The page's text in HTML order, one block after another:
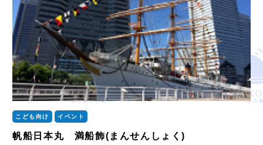
こども向け イベント
帆船日本丸 満船飾(まんせんしょく)